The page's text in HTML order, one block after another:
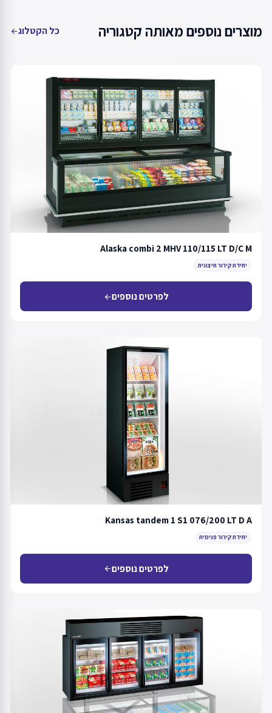
מוצרים נוספים מאותה קטגוריה כל הקטלוגarrow_back
Alaska combi 2 MHV 110/115 LT D/C M
יחידת קירור חיצונית
לפרטים נוספיםarrow_back
Kansas tandem 1 S1 076/200 LT D A
יחידת קירור פנימית
לפרטים נוספיםarrow_back